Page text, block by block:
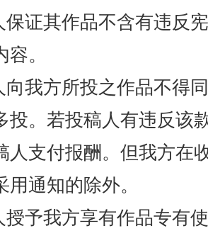
保证其作品不含有违反
。
向我方所投之作品不得
投。若投稿人有违反该
人支付报酬。但我方在
用通知的除外。
授予我方享有作品专有